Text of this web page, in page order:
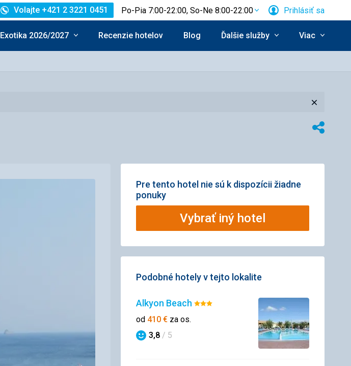
Volajte +421 2 3221 0451 Po-Pia 7:00-22:00, So-Ne 8:00-22:00 Prihlásiť sa
Exotika 2026/2027 Recenzie hotelov Blog Ďalšie služby Viac
Zdieľať
Pre tento hotel nie sú k dispozícii žiadne
ponuky
Vybrať iný hotel
Podobné hotely v tejto lokalite
Alkyon Beach Hodnotenie:
od 410 € za os.
Hodnotenie
3,8 / 5